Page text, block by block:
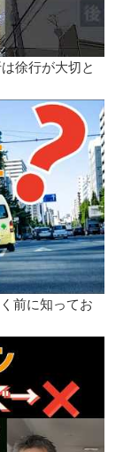
徐行が大切と
前に知ってお